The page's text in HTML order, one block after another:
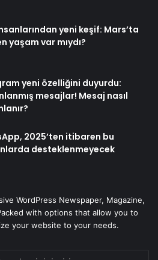
yeni keşif: Mars’ta
yaşam var mıydı?
yeni özelliğini duyurdu:
mesajlar! Mesaj nasıl
2025’ten itibaren bu
desteklenmeyecek
WordPress Newspaper, Magazine,
with options that allow you to
your website to your needs.